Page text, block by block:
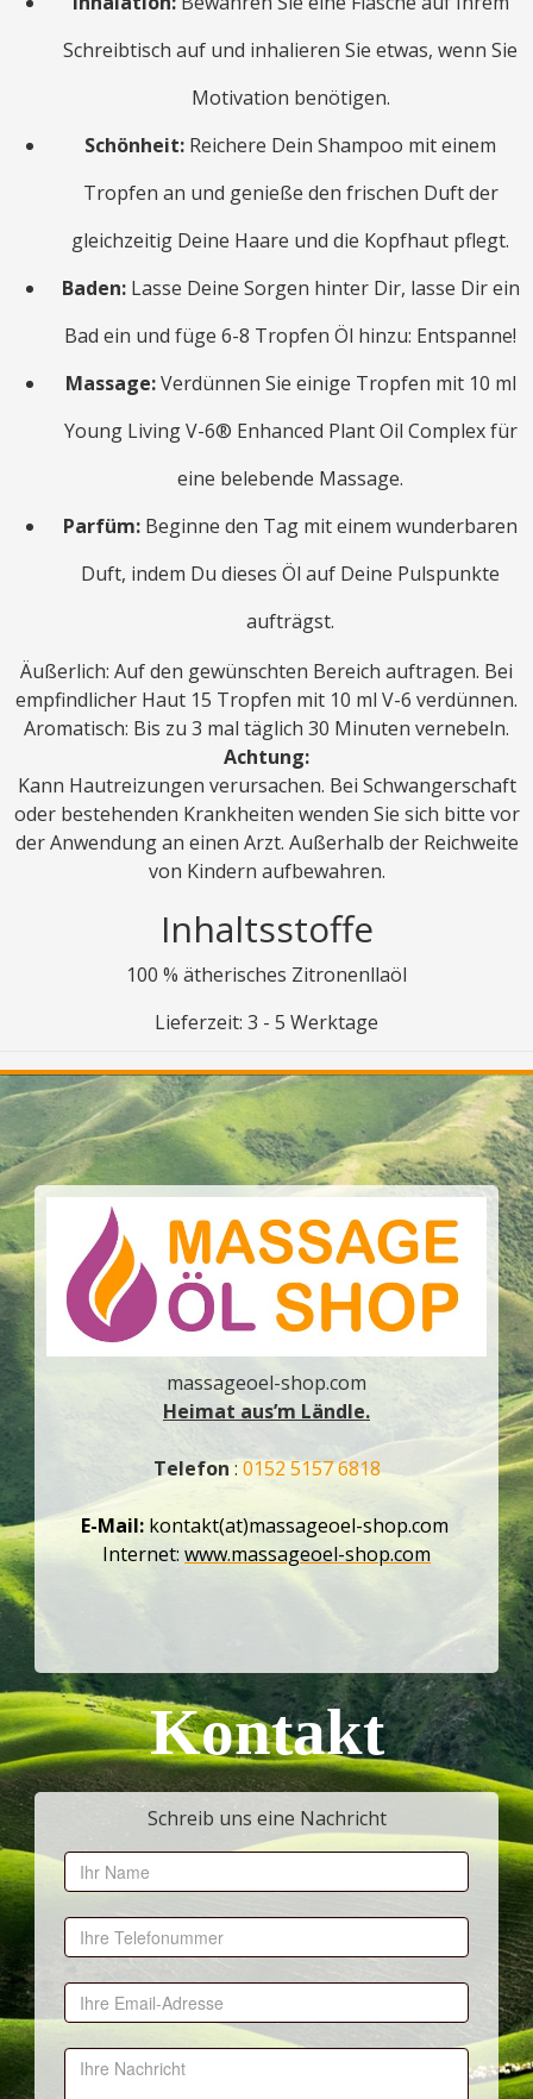
Schreibtisch auf und inhalieren Sie etwas, wenn Sie
Motivation benötigen.
Schönheit: Reichere Dein Shampoo mit einem
Tropfen an und genieße den frischen Duft der
gleichzeitig Deine Haare und die Kopfhaut pflegt.
Baden:Lasse Deine Sorgen hinter Dir, lasse Dir ein
Bad ein und füge 6-8 Tropfen Öl hinzu: Entspanne!
Massage:Verdünnen Sie einige Tropfen mit 10 ml
Young Living V-6® Enhanced Plant Oil Complex für
eine belebende Massage.
Parfüm: Beginne den Tag mit einem wunderbaren
Duft, indem Du dieses Öl auf Deine Pulspunkte
aufträgst.
Äußerlich: Auf den gewünschten Bereich auftragen. Bei
empfindlicher Haut 15 Tropfen mit 10 ml V-6 verdünnen.
Aromatisch: Bis zu 3 mal täglich 30 Minuten vernebeln.
Achtung:
Kann Hautreizungen verursachen. Bei Schwangerschaft
oder bestehenden Krankheiten wenden Sie sich bitte vor
der Anwendung an einen Arzt. Außerhalb der Reichweite
von Kindern aufbewahren.
Inhaltsstoffe
100 % ätherisches Zitronenllaöl
Lieferzeit: 3 - 5 Werktage
massageoel-shop.com
Heimat aus’m Ländle.
Telefon: 0152 5157 6818
E-Mail: kontakt(at)massageoel-shop.com
Internet: www.massageoel-shop.com
Kontakt
Schreib uns eine Nachricht